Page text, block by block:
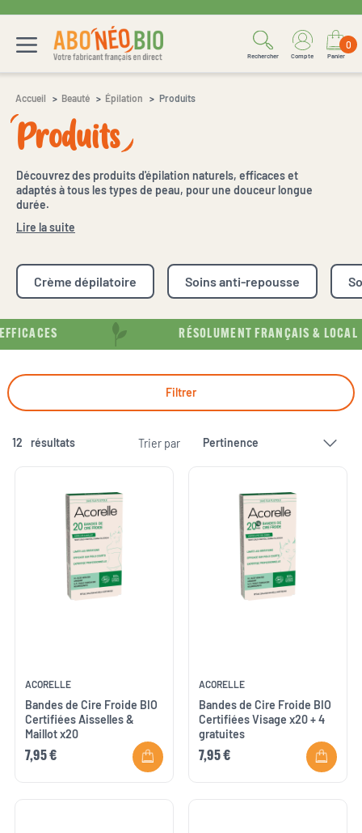
Rechercher Compte
0
Panier
Accueil Beauté Épilation Produits
Produits
Découvrez des produits d'épilation naturels, efficaces et
adaptés à tous les types de peau, pour une douceur longue
durée.
Lire la suite
Crème dépilatoire Soins anti-repousse
RÉSOLUMENT FRANÇAIS & LOCAL
Filtrer
12 résultats Trier par
ACORELLE
Bandes de Cire Froide BIO
Certifiées Aisselles &
Maillot x20
7,95 €
ACORELLE
Bandes de Cire Froide BIO
Certifiées Visage x20 + 4
gratuites
7,95 €